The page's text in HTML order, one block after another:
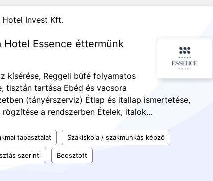
Hotel Invest Kft.
Hotel Essence éttermünk
kísérése, Reggeli büfé folyamatos
tisztán tartása Ebéd és vacsora
(tányérszerviz) Étlap és itallap ismertetése,
a rendszerben Ételek, italok...
tapasztalat Szakiskola / szakmunkás képző
szerinti Beosztott